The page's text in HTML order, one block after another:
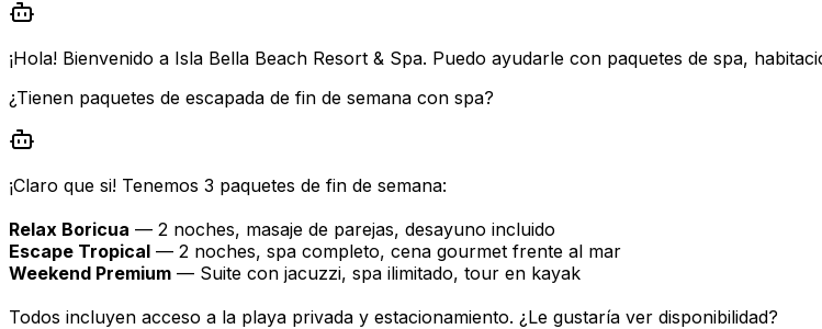
¡Hola! Bienvenido a Isla Bella Beach Resort & Spa. Puedo ayudarle con paquetes de spa,
¿Tienen paquetes de escapada de fin de semana con spa?
¡Claro que si! Tenemos 3 paquetes de fin de semana:
Relax Boricua — 2 noches, masaje de parejas, desayuno incluido
Escape Tropical — 2 noches, spa completo, cena gourmet frente al mar
Weekend Premium — Suite con jacuzzi, spa ilimitado, tour en kayak
Todos incluyen acceso a la playa privada y estacionamiento. ¿Le gustaría ver disponibilidad?